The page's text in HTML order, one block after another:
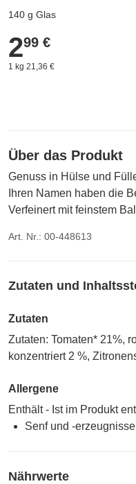
140 g Glas
2,99 €
299 €
1 kg 21,36 €
Über das Produkt
Genuss in Hülse und
Ihren Namen haben die
Verfeinert mit feinstem
Art. Nr.: 00-448613
Zutaten und
Zutaten
Zutaten: Tomaten* 21%,
konzentriert 2 %,
Allergene
Enthält - Ist im Produkt
Senf und -erzeugnisse
Nährwerte